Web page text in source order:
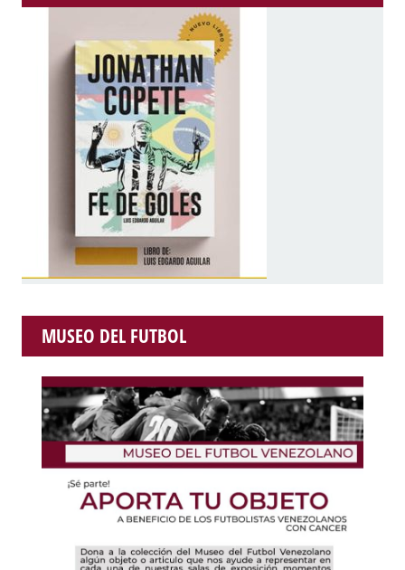
MUSEO DEL FUTBOL